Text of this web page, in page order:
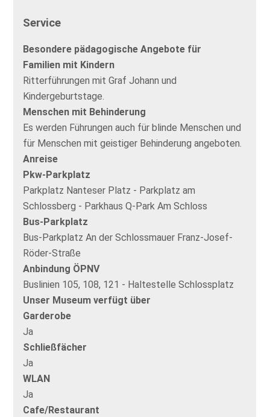
Service
Besondere pädagogische Angebote für
Familien mit Kindern
Ritterführungen mit Graf Johann und
Kindergeburtstage.
Menschen mit Behinderung
Es werden Führungen auch für blinde Menschen und
für Menschen mit geistiger Behinderung angeboten.
Anreise
Pkw-Parkplatz
Parkplatz Nanteser Platz - Parkplatz am
Schlossberg - Parkhaus Q-Park Am Schloss
Bus-Parkplatz
Bus-Parkplatz An der Schlossmauer Franz-Josef-
Röder-Straße
Anbindung ÖPNV
Buslinien 105, 108, 121 - Haltestelle Schlossplatz
Unser Museum verfügt über
Garderobe
Ja
Schließfächer
Ja
WLAN
Ja
Cafe/Restaurant